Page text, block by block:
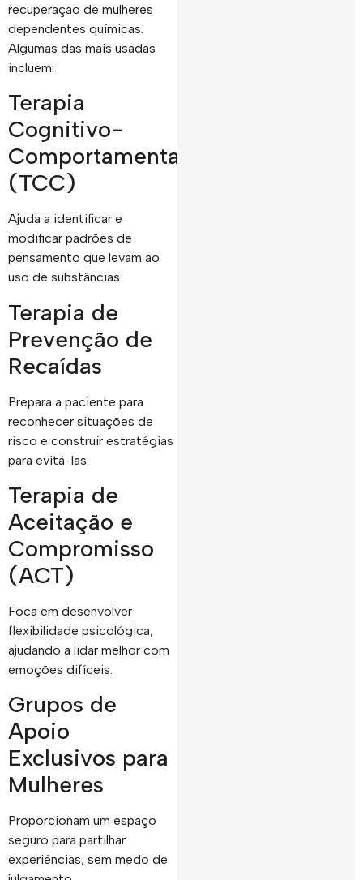
recuperação de mulheres
dependentes químicas.
Algumas das mais usadas
incluem:
Terapia
Cognitivo-
Comportamental
(TCC)
Ajuda a identificar e
modificar padrões de
pensamento que levam ao
uso de substâncias.
Terapia de
Prevenção de
Recaídas
Prepara a paciente para
reconhecer situações de
risco e construir estratégias
para evitá-las.
Terapia de
Aceitação e
Compromisso
(ACT)
Foca em desenvolver
flexibilidade psicológica,
ajudando a lidar melhor com
emoções difíceis.
Grupos de
Apoio
Exclusivos para
Mulheres
Proporcionam um espaço
seguro para partilhar
experiências, sem medo de